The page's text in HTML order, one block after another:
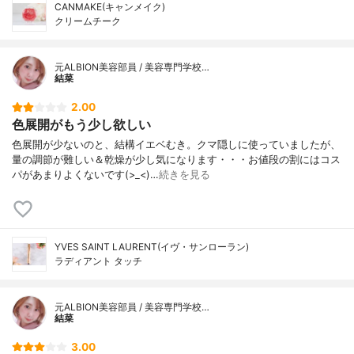
CANMAKE(キャンメイク)
クリームチーク
元ALBION美容部員 / 美容専門学校…
結菜
2.00
色展開がもう少し欲しい
色展開が少ないのと、結構イエベむき。クマ隠しに使っていましたが、
量の調節が難しい＆乾燥が少し気になります・・・お値段の割にはコス
パがあまりよくないです(>_<)…続きを見る
YVES SAINT LAURENT(イヴ・サンローラン)
ラディアント タッチ
元ALBION美容部員 / 美容専門学校…
結菜
3.00